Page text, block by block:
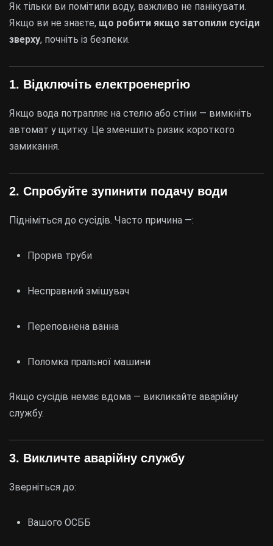
Як тільки ви помітили воду, важливо не панікувати.
Якщо ви не знаєте, що робити якщо затопили сусіди
зверху, почніть із безпеки.
1. Відключіть електроенергію
Якщо вода потрапляє на стелю або стіни — вимкніть
автомат у щитку. Це зменшить ризик короткого
замикання.
2. Спробуйте зупинити подачу води
Підніміться до сусідів. Часто причина —:
Прорив труби
Несправний змішувач
Переповнена ванна
Поломка пральної машини
Якщо сусідів немає вдома — викликайте аварійну
службу.
3. Викличте аварійну службу
Зверніться до:
Вашого ОСББ